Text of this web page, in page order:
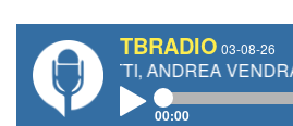
TBRADIO 03-08-26
ANDREA VENDRAME,
00:00